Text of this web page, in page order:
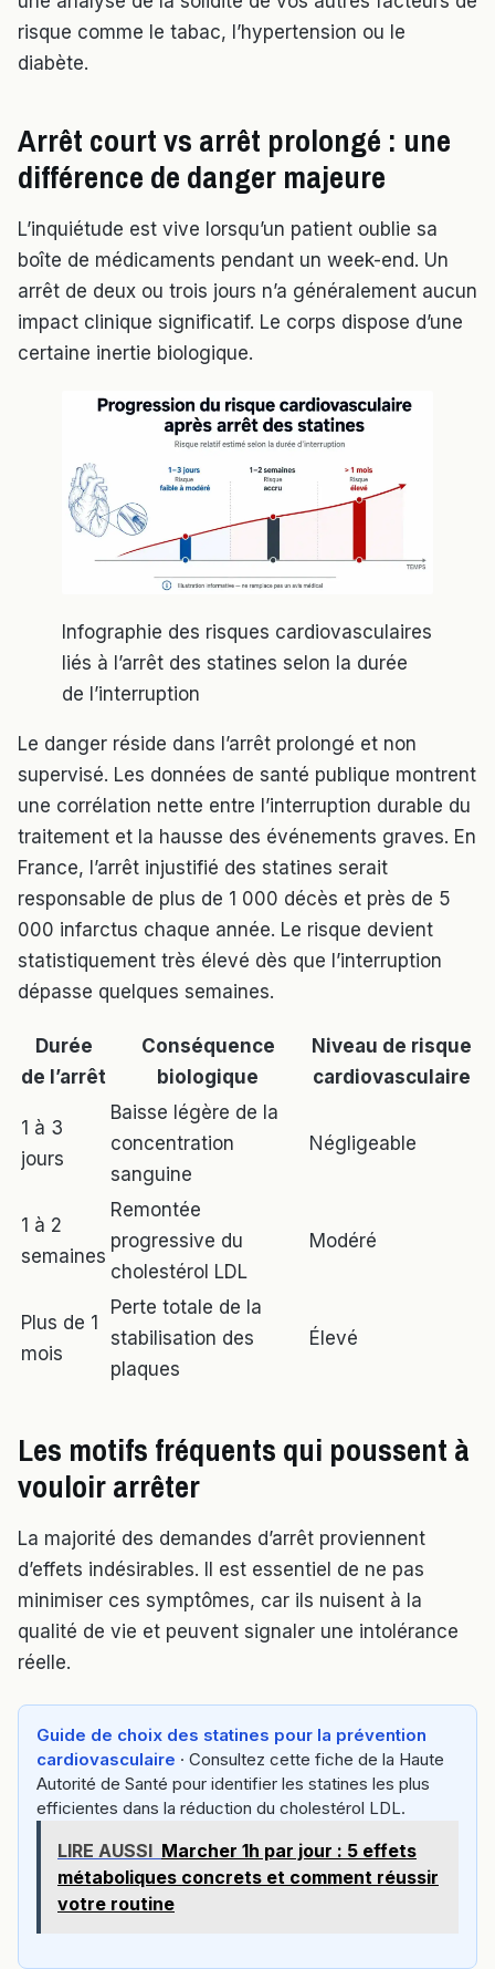
risque comme le tabac, l’hypertension ou le
diabète.
Arrêt court vs arrêt prolongé : une
différence de danger majeure
L’inquiétude est vive lorsqu’un patient oublie sa
boîte de médicaments pendant un week-end. Un
arrêt de deux ou trois jours n’a généralement aucun
impact clinique significatif. Le corps dispose d’une
certaine inertie biologique.
Infographie des risques cardiovasculaires
liés à l’arrêt des statines selon la durée
de l’interruption
Le danger réside dans l’arrêt prolongé et non
supervisé. Les données de santé publique montrent
une corrélation nette entre l’interruption durable du
traitement et la hausse des événements graves. En
France, l’arrêt injustifié des statines serait
responsable de plus de 1 000 décès et près de 5
000 infarctus chaque année. Le risque devient
statistiquement très élevé dès que l’interruption
dépasse quelques semaines.
Durée
de l’arrêt
Conséquence
biologique
Niveau de risque
cardiovasculaire
1 à 3
jours
Baisse légère de la
concentration
sanguine
Négligeable
1 à 2
semaines
Remontée
progressive du
cholestérol LDL
Modéré
Plus de 1
mois
Perte totale de la
stabilisation des
plaques
Élevé
Les motifs fréquents qui poussent à
vouloir arrêter
La majorité des demandes d’arrêt proviennent
d’effets indésirables. Il est essentiel de ne pas
minimiser ces symptômes, car ils nuisent à la
qualité de vie et peuvent signaler une intolérance
réelle.
Guide de choix des statines pour la prévention
cardiovasculaire · Consultez cette fiche de la Haute
Autorité de Santé pour identifier les statines les plus
efficientes dans la réduction du cholestérol LDL.
LIRE AUSSI Marcher 1h par jour : 5 effets
métaboliques concrets et comment réussir
votre routine